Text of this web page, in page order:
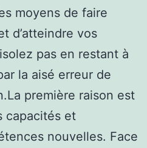
moyens de faire
d’atteindre vos
pas en restant à
la aisé erreur de
première raison est
capacités et
nouvelles. Face